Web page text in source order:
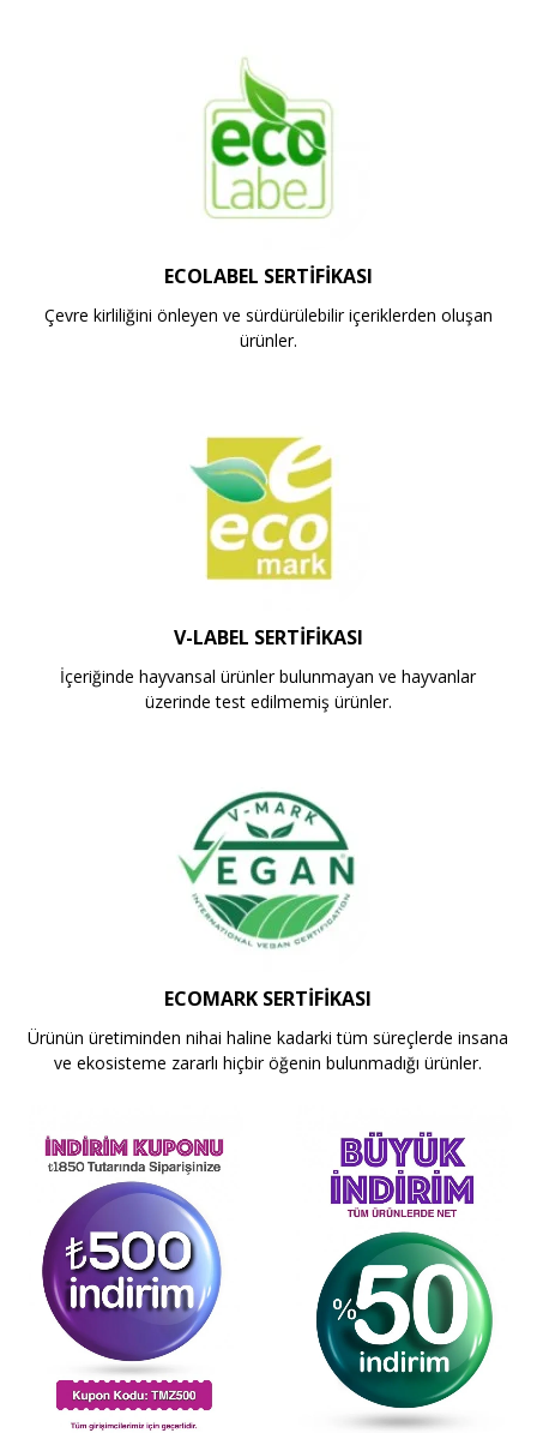
ECOLABEL SERTIFIKASI
Çevre kirliliğini önleyen ve sürdürülebilir içeriklerden oluşan
ürünler.
V-LABEL SERTIFIKASI
İçeriğinde hayvansal ürünler bulunmayan ve hayvanlar
üzerinde test edilmemiş ürünler.
ECOMARK SERTIFIKASI
Ürünün üretiminden nihai haline kadarki tüm süreçlerde insana
ve ekosisteme zararlı hiçbir öğenin bulunmadığı ürünler.